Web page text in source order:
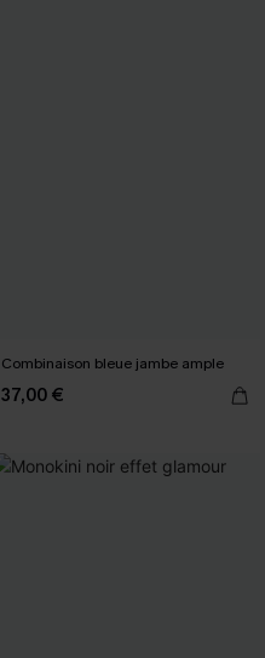
Combinaison bleue jambe ample
37,00 €